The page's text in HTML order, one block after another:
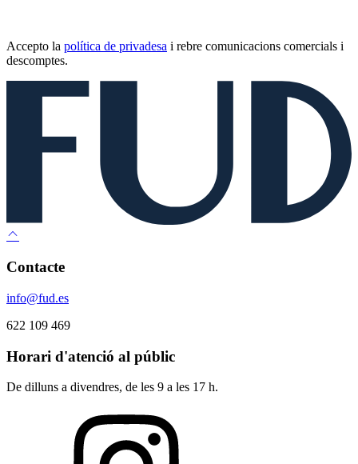
Accepto la política de privadesa i rebre comunicacions comercials i
descomptes.
Contacte
info@fud.es
622 109 469
Horari d'atenció al públic
De dilluns a divendres, de les 9 a les 17 h.